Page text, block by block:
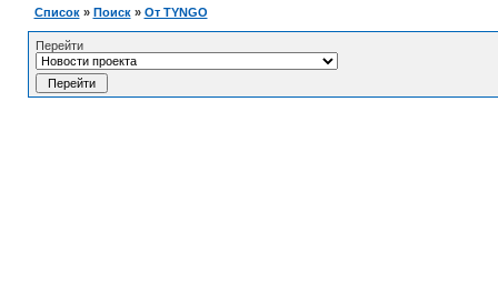
Список » Поиск » От TYNGO
Перейти